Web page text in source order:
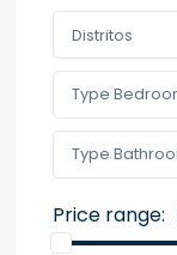
Distritos
Price range: